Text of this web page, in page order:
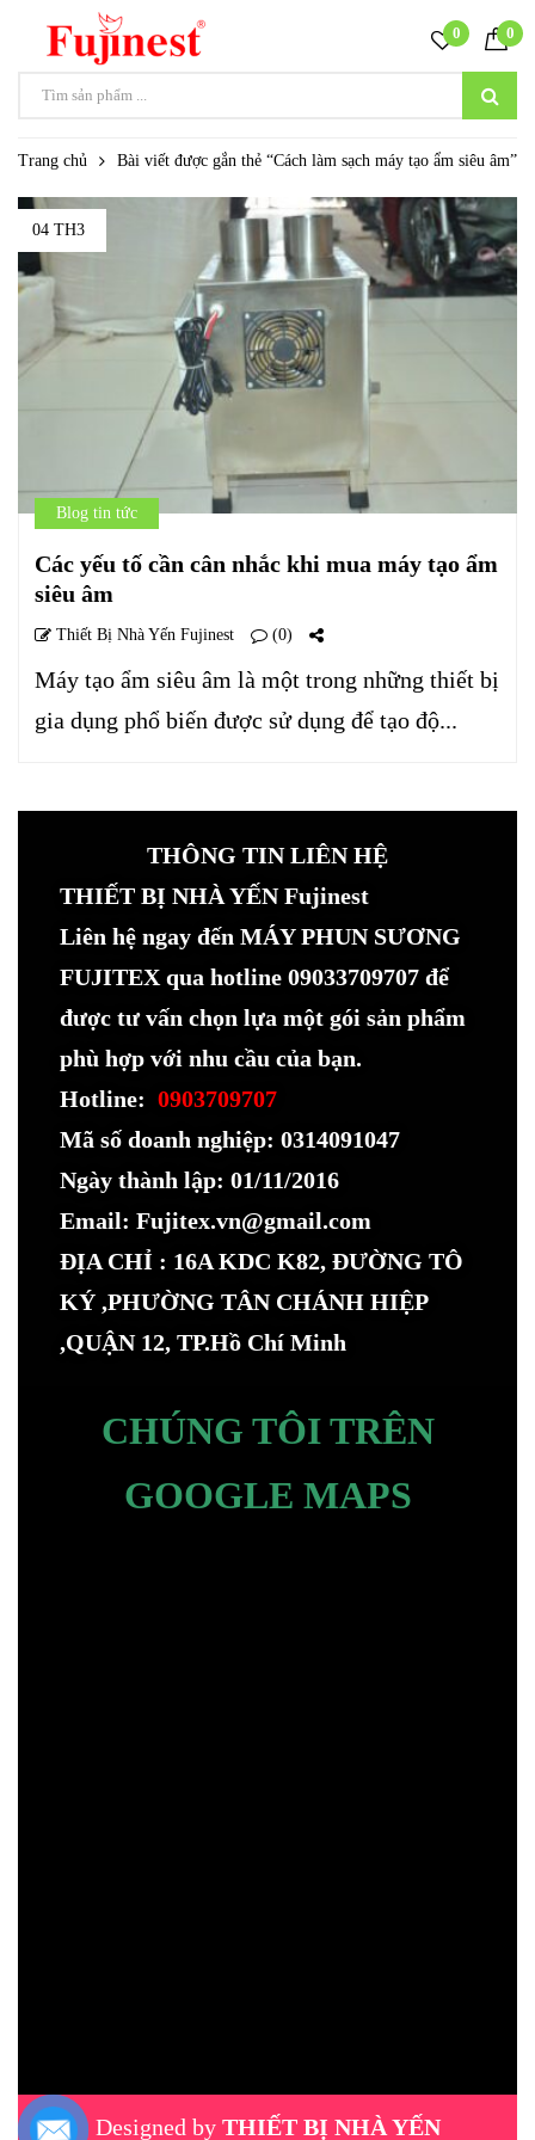
0 0
Trang chủ Bài viết được gắn thẻ “Cách làm sạch máy tạo ẩm siêu âm”
04 TH3
Blog tin tức
Các yếu tố cần cân nhắc khi mua máy tạo ẩm
siêu âm
Thiết Bị Nhà Yến Fujinest (0)
Máy tạo ẩm siêu âm là một trong những thiết bị
gia dụng phổ biến được sử dụng để tạo độ...
THÔNG TIN LIÊN HỆ
THIẾT BỊ NHÀ YẾN Fujinest
Liên hệ ngay đến MÁY PHUN SƯƠNG
FUJITEX qua hotline 09033709707 để
được tư vấn chọn lựa một gói sản phẩm
phù hợp với nhu cầu của bạn.
Hotline: 0903709707
Mã số doanh nghiệp: 0314091047
Ngày thành lập: 01/11/2016
Email: Fujitex.vn@gmail.com
ĐỊA CHỈ : 16A KDC K82, ĐƯỜNG TÔ
KÝ ,PHƯỜNG TÂN CHÁNH HIỆP
,QUẬN 12, TP.Hồ Chí Minh
CHÚNG TÔI TRÊN
GOOGLE MAPS
Designed by THIẾT BỊ NHÀ YẾN